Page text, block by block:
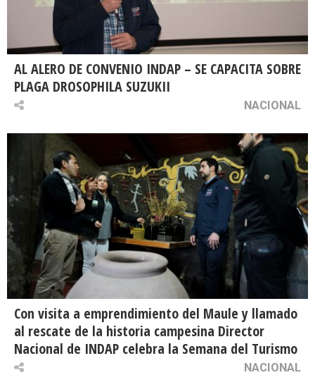
AL ALERO DE CONVENIO INDAP – SE CAPACITA SOBRE
PLAGA DROSOPHILA SUZUKII
NACIONAL
Con visita a emprendimiento del Maule y llamado
al rescate de la historia campesina Director
Nacional de INDAP celebra la Semana del Turismo
NACIONAL